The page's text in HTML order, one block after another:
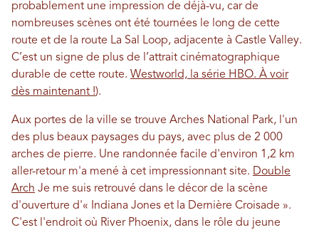
probablement une impression de déjà-vu, car de
nombreuses scènes ont été tournées le long de cette
route et de la route La Sal Loop, adjacente à Castle Valley.
C’est un signe de plus de l’attrait cinématographique
durable de cette route. Westworld, la série HBO. À voir
dès maintenant !).
Aux portes de la ville se trouve Arches National Park, l'un
des plus beaux paysages du pays, avec plus de 2 000
arches de pierre. Une randonnée facile d'environ 1,2 km
aller-retour m'a mené à cet impressionnant site. Double
Arch Je me suis retrouvé dans le décor de la scène
d'ouverture d'« Indiana Jones et la Dernière Croisade ».
C'est l'endroit où River Phoenix, dans le rôle du jeune